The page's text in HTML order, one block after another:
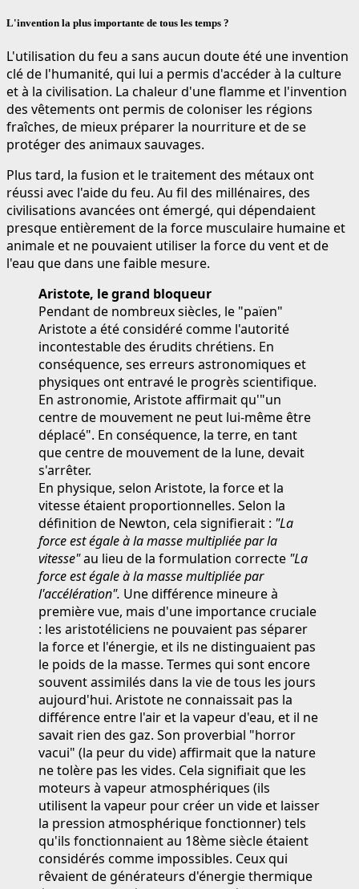
L'invention la plus importante de tous les temps ?
L'utilisation du feu a sans aucun doute été une invention
clé de l'humanité, qui lui a permis d'accéder à la culture
et à la civilisation. La chaleur d'une flamme et l'invention
des vêtements ont permis de coloniser les régions
fraîches, de mieux préparer la nourriture et de se
protéger des animaux sauvages.
Plus tard, la fusion et le traitement des métaux ont
réussi avec l'aide du feu. Au fil des millénaires, des
civilisations avancées ont émergé, qui dépendaient
presque entièrement de la force musculaire humaine et
animale et ne pouvaient utiliser la force du vent et de
l'eau que dans une faible mesure.
Aristote, le grand bloqueur
Pendant de nombreux siècles, le "païen"
Aristote a été considéré comme l'autorité
incontestable des érudits chrétiens. En
conséquence, ses erreurs astronomiques et
physiques ont entravé le progrès scientifique.
En astronomie, Aristote affirmait qu'"un
centre de mouvement ne peut lui-même être
déplacé". En conséquence, la terre, en tant
que centre de mouvement de la lune, devait
s'arrêter.
En physique, selon Aristote, la force et la
vitesse étaient proportionnelles. Selon la
définition de Newton, cela signifierait : "La
force est égale à la masse multipliée par la
vitesse"au lieu de la formulation correcte "La
force est égale à la masse multipliée par
l'accélération". Une différence mineure à
première vue, mais d'une importance cruciale
: les aristotéliciens ne pouvaient pas séparer
la force et l'énergie, et ils ne distinguaient pas
le poids de la masse. Termes qui sont encore
souvent assimilés dans la vie de tous les jours
aujourd'hui. Aristote ne connaissait pas la
différence entre l'air et la vapeur d'eau, et il ne
savait rien des gaz. Son proverbial "horror
vacui" (la peur du vide) affirmait que la nature
ne tolère pas les vides. Cela signifiait que les
moteurs à vapeur atmosphériques (ils
utilisent la vapeur pour créer un vide et laisser
la pression atmosphérique fonctionner) tels
qu'ils fonctionnaient au 18ème siècle étaient
considérés comme impossibles. Ceux qui
rêvaient de générateurs d'énergie thermique